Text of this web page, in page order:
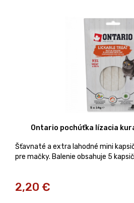
Ontario pochúťka lízacia
Šťavnaté a extra lahodné mini
pre mačky. Balenie obsahuje 5
2,20 €